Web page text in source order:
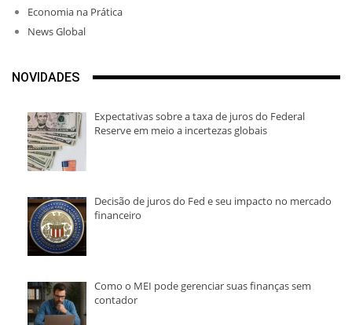
Economia na Prática
News Global
NOVIDADES
Expectativas sobre a taxa de juros do Federal
Reserve em meio a incertezas globais
Decisão de juros do Fed e seu impacto no mercado
financeiro
Como o MEI pode gerenciar suas finanças sem
contador